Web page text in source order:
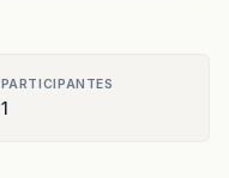
PARTICIPANTES
1